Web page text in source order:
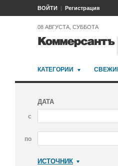
ВОЙТИ Регистрация
08 АВГУСТА, СУББОТА
КАТЕГОРИИ
ДАТА
с
по
ИСТОЧНИК